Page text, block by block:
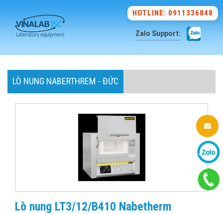
HOTLINE: 0911336848
Zalo Support:
LÒ NUNG NABERTHREM - ĐỨC
Lò nung LT3/12/B410 Nabetherm